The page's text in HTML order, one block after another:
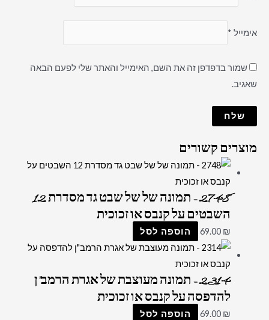
אימייל *
שמור בדפדפן זה את השם, האימייל והאתר שלי לפעם הבאה
שאגיב.
מוצרים קשורים
2748 – תמונה של של שבט גד מסדרת 12
השבטים על קנבס או זכוכית
69.00 ₪ הוספה לסל
2314 – תמונה מעוצבת של אגרת הרמב"ן
להדפסה על קנבס או זכוכית
69.00 ₪ הוספה לסל